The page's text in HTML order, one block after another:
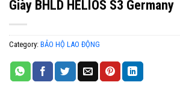
Giày BHLD HELIOS S3 Germany
Category: BẢO HỘ LAO ĐỘNG